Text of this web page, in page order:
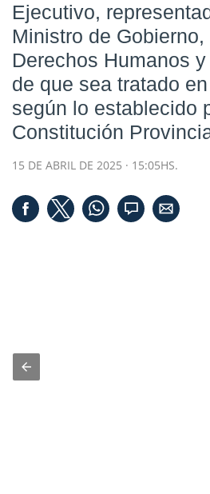
Ejecutivo,
Ministro de
Derechos Humanos
de que sea tratado
según lo establecido
Constitución
15 DE ABRIL DE 2025 · 15:05HS.